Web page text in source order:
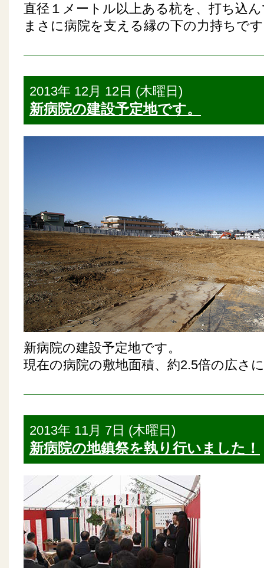
直径１メートル以上ある杭を、打ち込
まさに病院を支える縁の下の力持ちで
2013年 12月 12日 (木曜日)
新病院の建設予定地です。
新病院の建設予定地です。
現在の病院の敷地面積、約2.5倍の広さ
2013年 11月 7日 (木曜日)
新病院の地鎮祭を執り行いました！